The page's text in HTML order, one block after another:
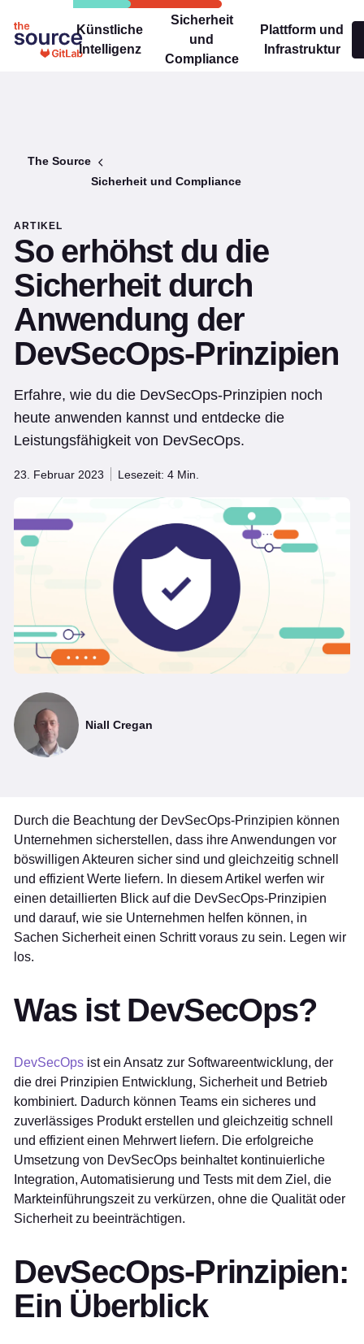
Künstliche
Intelligenz
Sicherheit
und
Compliance
Plattform und
Infrastruktur
The Source
Sicherheit und Compliance
ARTIKEL
So erhöhst du die
Sicherheit durch
Anwendung der
DevSecOps-Prinzipien
Erfahre, wie du die DevSecOps-Prinzipien noch
heute anwenden kannst und entdecke die
Leistungsfähigkeit von DevSecOps.
23. Februar 2023 Lesezeit: 4 Min.
Niall Cregan
Durch die Beachtung der DevSecOps-Prinzipien können
Unternehmen sicherstellen, dass ihre Anwendungen vor
böswilligen Akteuren sicher sind und gleichzeitig schnell
und effizient Werte liefern. In diesem Artikel werfen wir
einen detaillierten Blick auf die DevSecOps-Prinzipien
und darauf, wie sie Unternehmen helfen können, in
Sachen Sicherheit einen Schritt voraus zu sein. Legen wir
los.
Was ist DevSecOps?
DevSecOps ist ein Ansatz zur Softwareentwicklung, der
die drei Prinzipien Entwicklung, Sicherheit und Betrieb
kombiniert. Dadurch können Teams ein sicheres und
zuverlässiges Produkt erstellen und gleichzeitig schnell
und effizient einen Mehrwert liefern. Die erfolgreiche
Umsetzung von DevSecOps beinhaltet kontinuierliche
Integration, Automatisierung und Tests mit dem Ziel, die
Markteinführungszeit zu verkürzen, ohne die Qualität oder
Sicherheit zu beeinträchtigen.
DevSecOps-Prinzipien:
Ein Überblick